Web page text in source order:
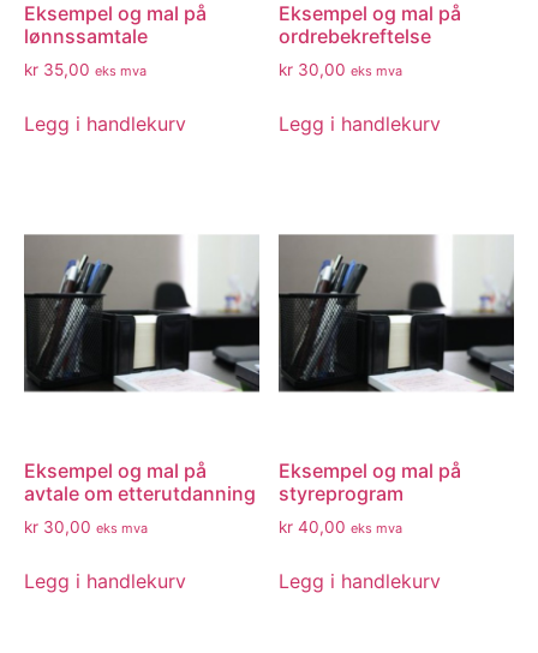
Eksempel og mal på
lønnssamtale
kr 35,00 eks mva
Legg i handlekurv
Eksempel og mal på
ordrebekreftelse
kr 30,00 eks mva
Legg i handlekurv
Eksempel og mal på
avtale om etterutdanning
kr 30,00 eks mva
Legg i handlekurv
Eksempel og mal på
styreprogram
kr 40,00 eks mva
Legg i handlekurv